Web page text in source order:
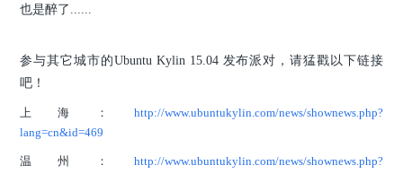
也是醉了......
参与其它城市的Ubuntu Kylin 15.04 发布派对，请猛戳以下链接
吧！
上海： http://www.ubuntukylin.com/news/shownews.php?
lang=cn&id=469
温州： http://www.ubuntukylin.com/news/shownews.php?